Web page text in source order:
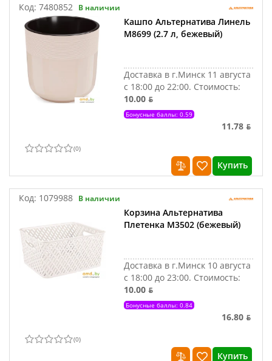
Код: 7480852 В наличии
Кашпо Альтернатива Линель
М8699 (2.7 л, бежевый)
Доставка в г.Минск 11 августа
с 18:00 до 22:00. Стоимость:
10.00 ƃ
Бонусные баллы: 0.59
11.78 ƃ
(0)
Купить
Код: 1079988 В наличии
Корзина Альтернатива
Плетенка М3502 (бежевый)
Доставка в г.Минск 10 августа
с 18:00 до 23:00. Стоимость:
10.00 ƃ
Бонусные баллы: 0.84
16.80 ƃ
(0)
Купить